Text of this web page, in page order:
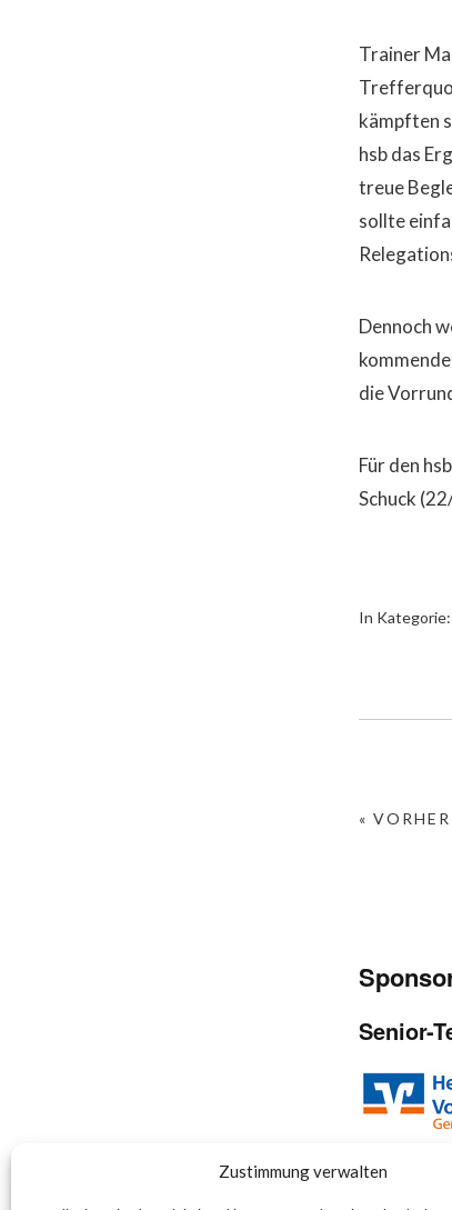
Zustimmung verwalten
Trainer
kämpften
hsb das
treue
sollte
Dennoch
die
Für den
Schuck
In Kategorie:
«
Senior-
Junior-